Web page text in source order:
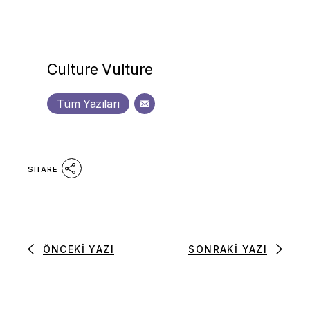
Culture Vulture
Tüm Yazıları
SHARE
ÖNCEKI YAZI SONRAKI YAZI